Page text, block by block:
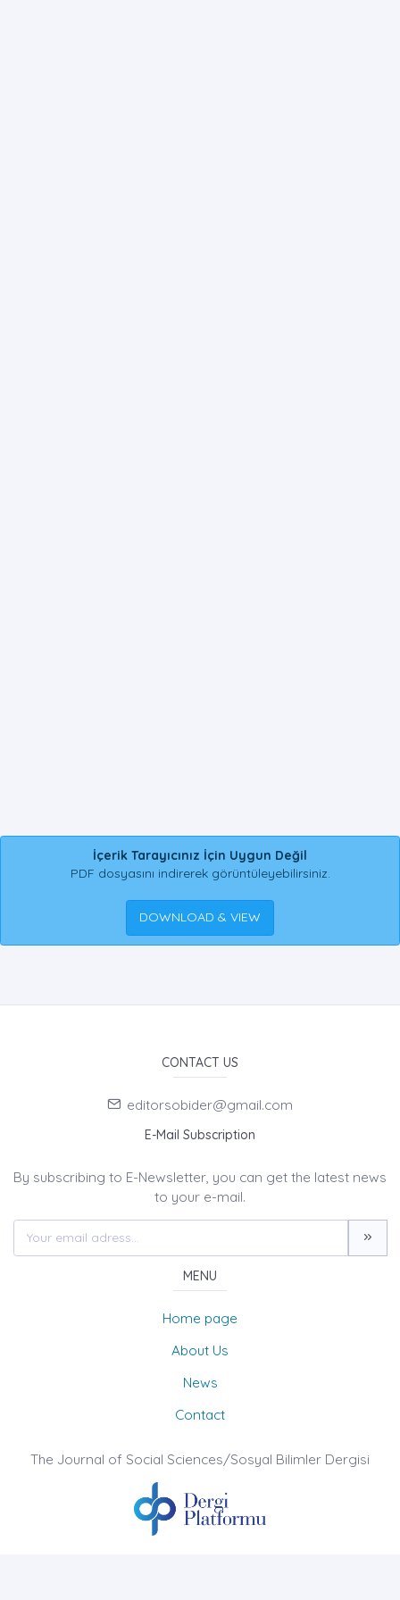
İçerik Tarayıcınız İçin Uygun Değil
PDF dosyasını indirerek görüntüleyebilirsiniz.
DOWNLOAD & VIEW
CONTACT US
editorsobider@gmail.com
E-Mail Subscription
By subscribing to E-Newsletter, you can get the latest news
to your e-mail.
MENU
Home page
About Us
News
Contact
The Journal of Social Sciences/Sosyal Bilimler Dergisi